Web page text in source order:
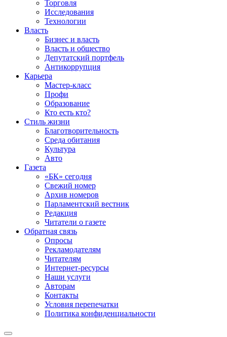
Торговля
Исследования
Технологии
Власть
Бизнес и власть
Власть и общество
Депутатский портфель
Антикоррупция
Карьера
Мастер-класс
Профи
Образование
Кто есть кто?
Стиль жизни
Благотворительность
Среда обитания
Культура
Авто
Газета
«БК» сегодня
Свежий номер
Архив номеров
Парламентский вестник
Редакция
Читатели о газете
Обратная связь
Опросы
Рекламодателям
Читателям
Интернет-ресурсы
Наши услуги
Авторам
Контакты
Условия перепечатки
Политика конфиденциальности